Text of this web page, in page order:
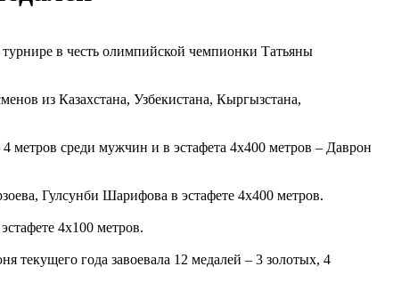
в честь олимпийской чемпионки Татьяны
из Казахстана, Узбекистана, Кыргызстана,
среди мужчин и в эстафета 4х400 метров – Даврон
Гулсунби Шарифова в эстафете 4х400 метров.
4х100 метров.
текущего года завоевала 12 медалей – 3 золотых, 4